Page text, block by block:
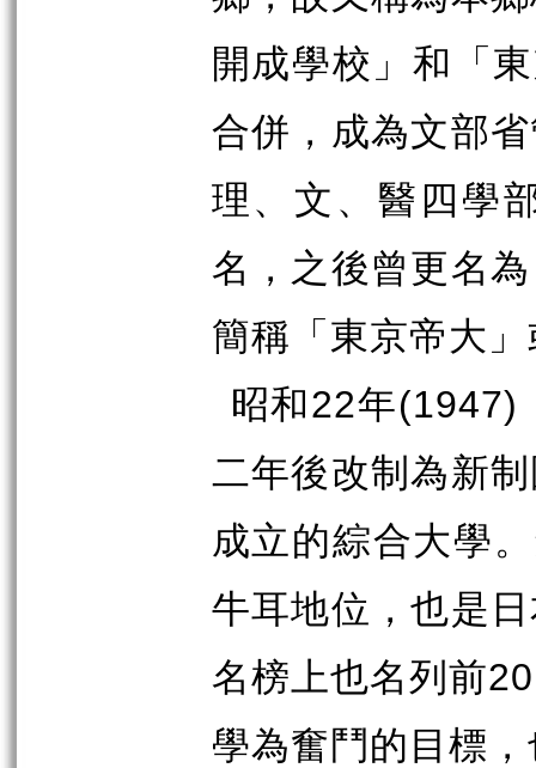
開成學校」和「
合併，成為文部
理、文、醫四學
名，之後曾更名
簡稱「東京帝大
昭和22年(1947)
二年後改制為新
成立的綜合大學
牛耳地位，也是
名榜上也名列前20
學為奮鬥的目標